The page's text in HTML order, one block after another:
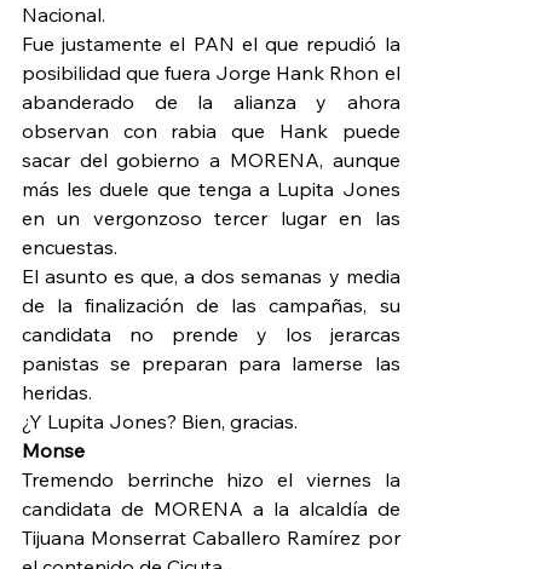
Nacional.
Fue justamente el PAN el que repudió la
posibilidad que fuera Jorge Hank Rhon el
abanderado de la alianza y ahora
observan con rabia que Hank puede
sacar del gobierno a MORENA, aunque
más les duele que tenga a Lupita Jones
en un vergonzoso tercer lugar en las
encuestas.
El asunto es que, a dos semanas y media
de la finalización de las campañas, su
candidata no prende y los jerarcas
panistas se preparan para lamerse las
heridas.
¿Y Lupita Jones? Bien, gracias.
Monse
Tremendo berrinche hizo el viernes la
candidata de MORENA a la alcaldía de
Tijuana Monserrat Caballero Ramírez por